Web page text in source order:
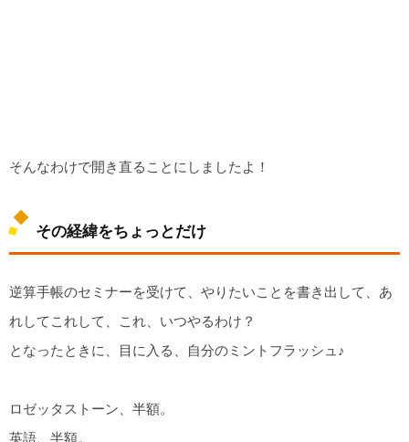
そんなわけで開き直ることにしましたよ！
その経緯をちょっとだけ
逆算手帳のセミナーを受けて、やりたいことを書き出して、あ
れしてこれして、これ、いつやるわけ？
となったときに、目に入る、自分のミントフラッシュ♪
ロゼッタストーン、半額。
英語、半額。